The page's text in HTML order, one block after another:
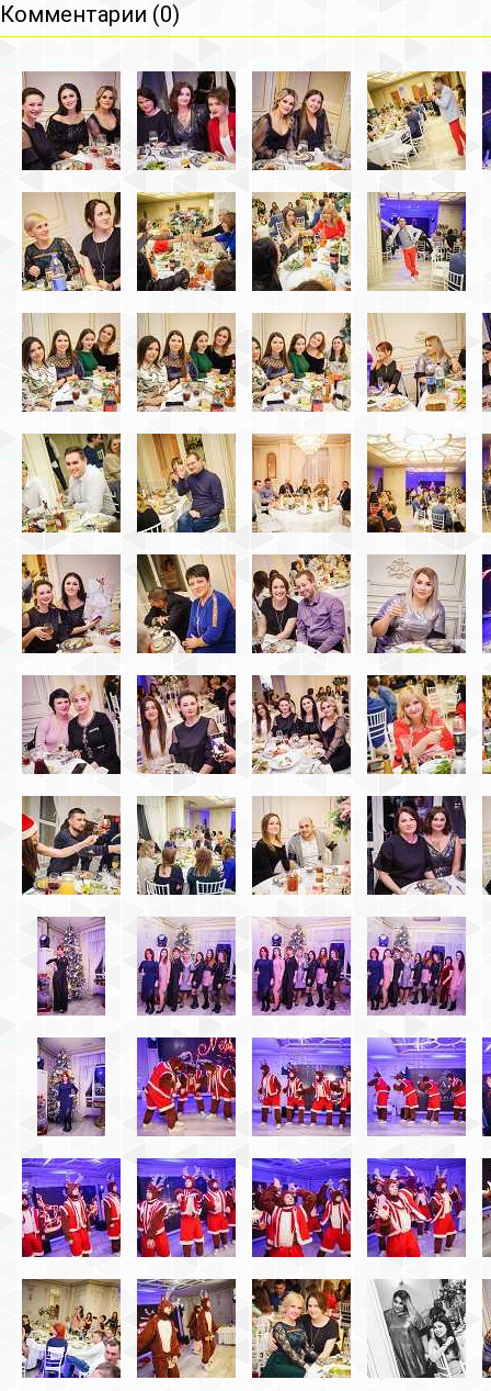
Комментарии (0)